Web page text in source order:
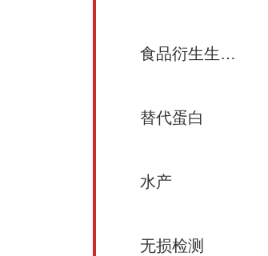
食品衍生生物活性成分
替代蛋白
水产
无损检测